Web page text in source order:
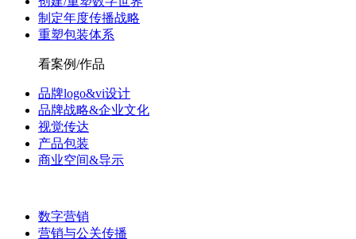
制定年度传播战略
重塑包装体系
看案例/作品
品牌logo&vi设计
品牌战略&企业文化
视觉传达
产品包装
商业空间&导示
数字营销
营销与公关传播